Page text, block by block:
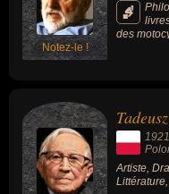
Notez-le !
des
la
1921
Artiste,